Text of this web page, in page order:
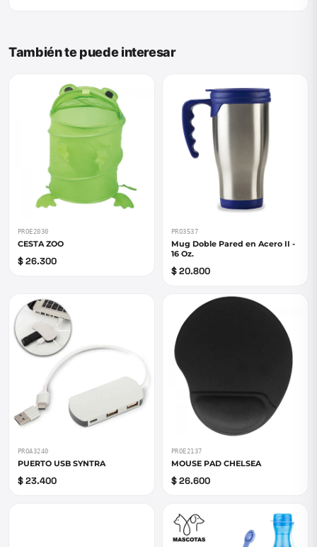
También te puede interesar
PROE2030
CESTA ZOO
$ 26.300
PRO3537
Mug Doble Pared en Acero II -
16 Oz.
$ 20.800
PROA3240
PUERTO USB SYNTRA
$ 23.400
PROE2137
MOUSE PAD CHELSEA
$ 26.600